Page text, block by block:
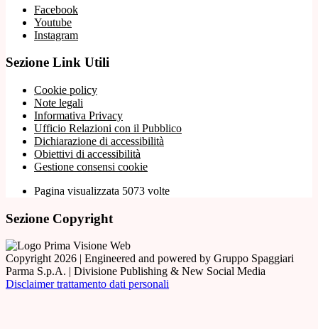
Facebook
Youtube
Instagram
Sezione Link Utili
Cookie policy
Note legali
Informativa Privacy
Ufficio Relazioni con il Pubblico
Dichiarazione di accessibilità
Obiettivi di accessibilità
Gestione consensi cookie
Pagina visualizzata 5073 volte
Sezione Copyright
Copyright 2026 | Engineered and powered by Gruppo Spaggiari
Parma S.p.A. | Divisione Publishing & New Social Media
Disclaimer trattamento dati personali